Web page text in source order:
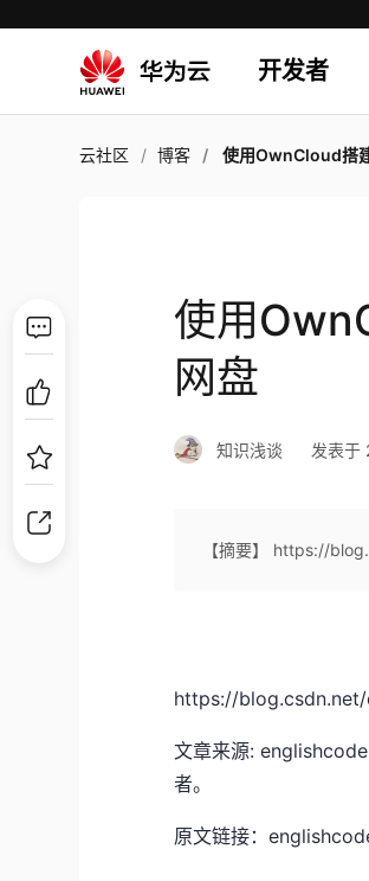
开发者
云社区 博客 使用OwnCloud搭建
使用
网盘
知识浅谈 发表
【摘要】 https://
https://
文章来源:
者。
原文链接：